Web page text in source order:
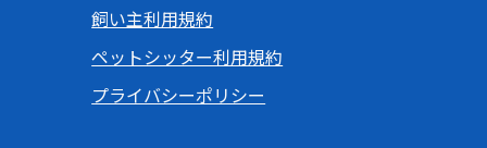
飼い主利用規約
ペットシッター利用規約
プライバシーポリシー